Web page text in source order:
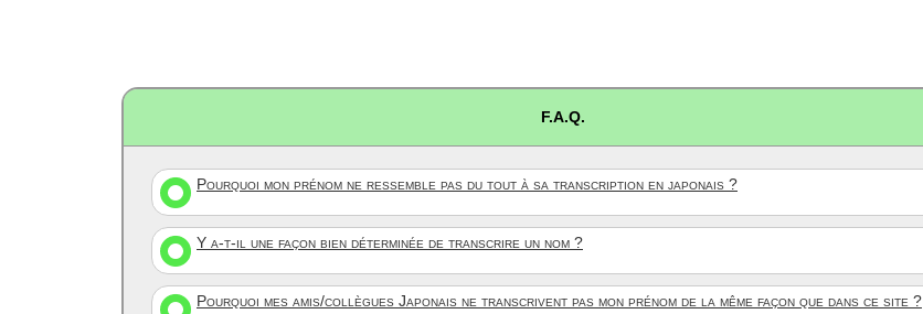
F.A.Q.
Pourquoi mon prénom ne ressemble pas du tout à sa transcription en japonais ?
Y a-t-il une façon bien déterminée de transcrire un nom ?
Pourquoi mes amis/collègues Japonais ne transcrivent pas mon prénom de la même façon que dans ce site ?